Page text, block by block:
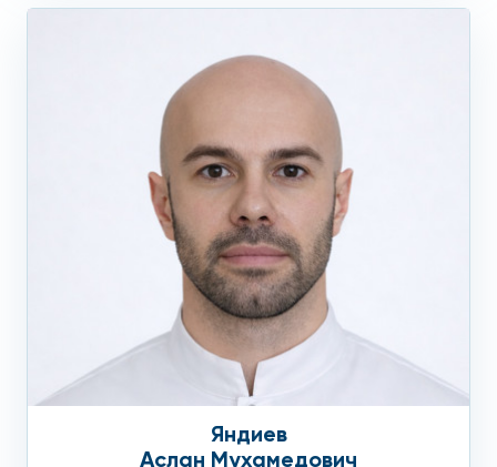
Яндиев
Аслан Мухамедович